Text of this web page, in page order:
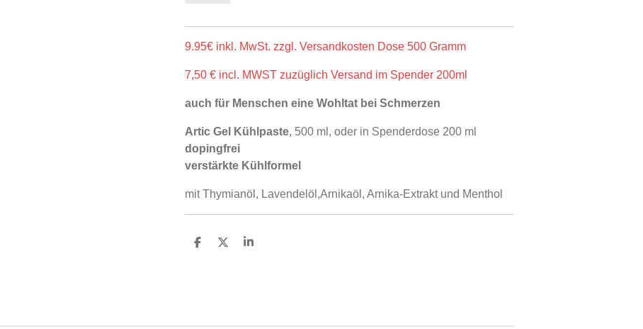
9.95€ inkl. MwSt. zzgl. Versandkosten Dose 500 Gramm
7,50 € incl. MWST zuzüglich Versand im Spender 200ml
auch für Menschen eine Wohltat bei Schmerzen
Artic Gel Kühlpaste, 500 ml, oder in Spenderdose 200 ml
dopingfrei
verstärkte Kühlformel
mit Thymianöl, Lavendelöl,Arnikaöl, Arnika-Extrakt und Menthol
T
T
T